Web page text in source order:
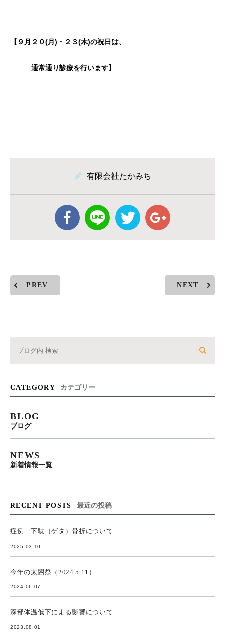
【９月２０(月)・２３(木)の祝日は、
通常通り診療を行います】
有限会社たかみち
PREV NEXT
CATEGORY カテゴリー
BLOG
ブログ
NEWS
新着情報一覧
RECENT POSTS 最近の投稿
症例 下駄（ゲタ）骨折について
2025.03.10
今年の太閤祭（2024.5.11）
2024.06.07
深部体温低下による影響について
2023.08.01